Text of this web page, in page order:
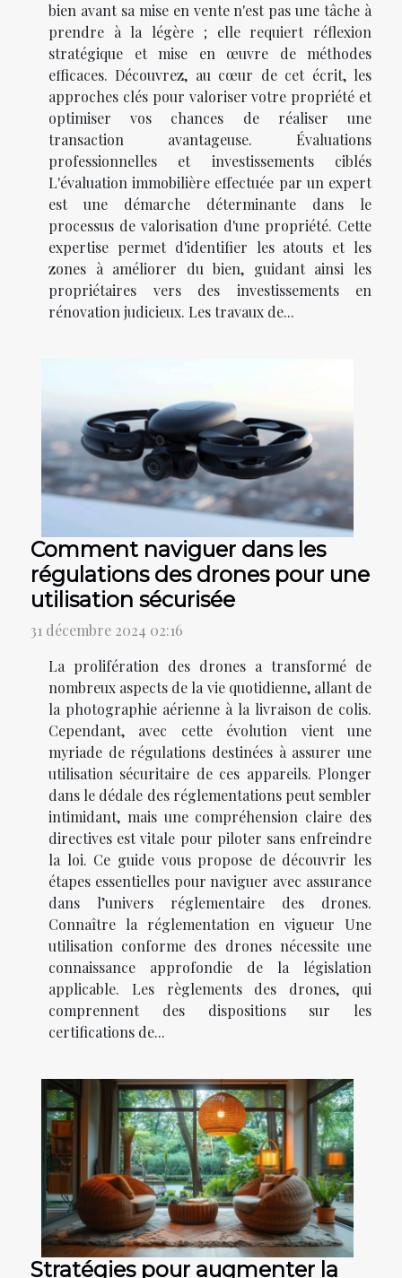
bien avant sa mise en vente n'est pas une tâche à
prendre à la légère ; elle requiert réflexion
stratégique et mise en œuvre de méthodes
efficaces. Découvrez, au cœur de cet écrit, les
approches clés pour valoriser votre propriété et
optimiser vos chances de réaliser une
transaction avantageuse. Évaluations
professionnelles et investissements ciblés
L'évaluation immobilière effectuée par un expert
est une démarche déterminante dans le
processus de valorisation d'une propriété. Cette
expertise permet d'identifier les atouts et les
zones à améliorer du bien, guidant ainsi les
propriétaires vers des investissements en
rénovation judicieux. Les travaux de...
Comment naviguer dans les
régulations des drones pour une
utilisation sécurisée
31 décembre 2024 02:16
La prolifération des drones a transformé de
nombreux aspects de la vie quotidienne, allant de
la photographie aérienne à la livraison de colis.
Cependant, avec cette évolution vient une
myriade de régulations destinées à assurer une
utilisation sécuritaire de ces appareils. Plonger
dans le dédale des réglementations peut sembler
intimidant, mais une compréhension claire des
directives est vitale pour piloter sans enfreindre
la loi. Ce guide vous propose de découvrir les
étapes essentielles pour naviguer avec assurance
dans l’univers réglementaire des drones.
Connaître la réglementation en vigueur Une
utilisation conforme des drones nécessite une
connaissance approfondie de la législation
applicable. Les règlements des drones, qui
comprennent des dispositions sur les
certifications de...
Stratégies pour augmenter la